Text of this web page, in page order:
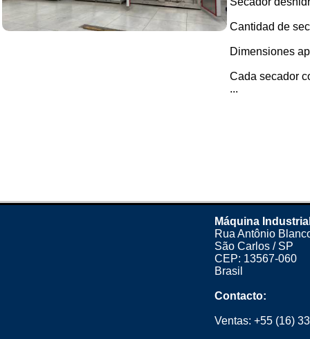
Cantidad de
Dimensiones
Cada secador
...
Máquina
Rua Antônio
São Carlos / SP
CEP: 13567-060
Brasil
Contacto:
Ventas: +55 (16)